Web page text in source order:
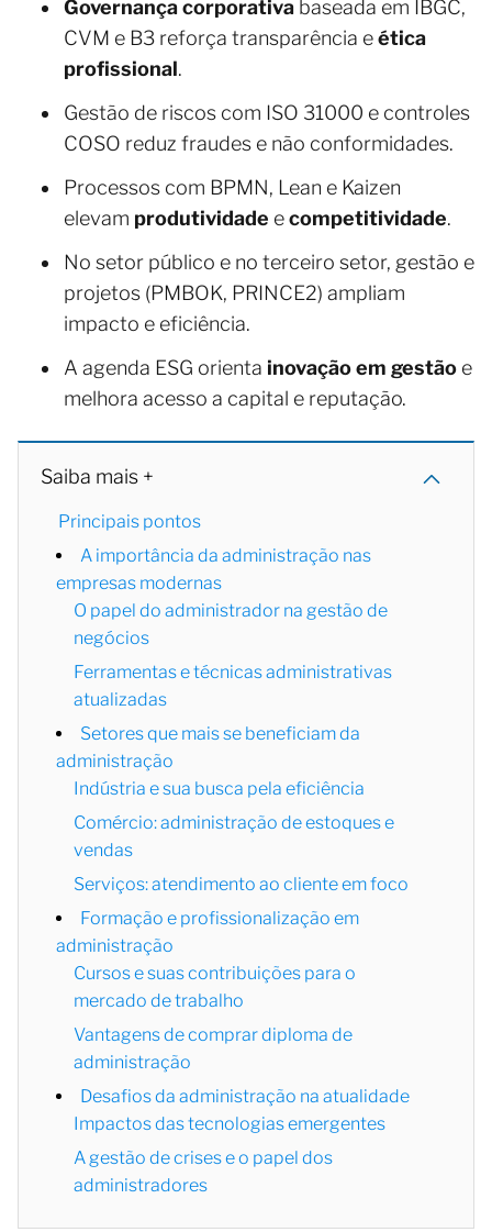
Governança corporativa baseada em IBGC,
CVM e B3 reforça transparência eética
profissional.
Gestão de riscos com ISO 31000 e controles
COSO reduz fraudes e não conformidades.
Processos com BPMN, Lean e Kaizen
elevam produtividade ecompetitividade.
No setor público e no terceiro setor, gestão e
projetos (PMBOK, PRINCE2) ampliam
impacto e eficiência.
A agenda ESG orienta inovação em gestão e
melhora acesso a capital e reputação.
Saiba mais +
Principais pontos
A importância da administração nas
empresas modernas
O papel do administrador na gestão de
negócios
Ferramentas e técnicas administrativas
atualizadas
Setores que mais se beneficiam da
administração
Indústria e sua busca pela eficiência
Comércio: administração de estoques e
vendas
Serviços: atendimento ao cliente em foco
Formação e profissionalização em
administração
Cursos e suas contribuições para o
mercado de trabalho
Vantagens de comprar diploma de
administração
Desafios da administração na atualidade
Impactos das tecnologias emergentes
A gestão de crises e o papel dos
administradores